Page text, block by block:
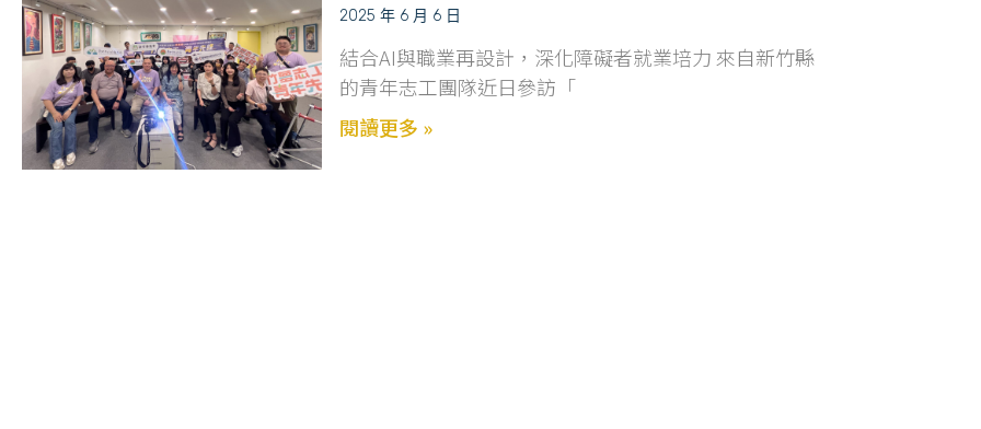
2025 年 6 月 6 日
結合AI與職業再設計，深化障礙者就業培力 來自新竹縣
的青年志工團隊近日參訪「
閱讀更多 »